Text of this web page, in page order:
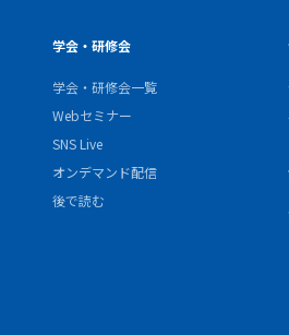
学会・研修会
学会・研修会一覧
Webセミナー
SNS Live
オンデマンド配信
後で読む